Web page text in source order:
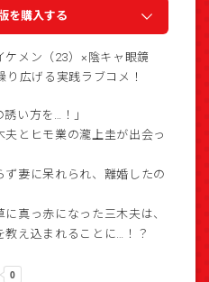
を購入する
ケメン（23）×陰キャ眼鏡
り広げる実践ラブコメ！
い方を…！」
とヒモ業の瀧上圭が出会っ
妻に呆れられ、離婚したの
真っ赤になった三木夫は、
教え込まれることに…！？